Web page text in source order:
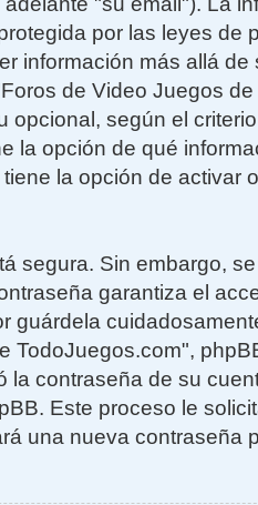
por las leyes de
información más allá de
de Video Juegos de
según el
la opción de qué
la opción de activar
segura. Sin embargo,
garantiza el
guárdela
TodoJuegos.com",
la contraseña de su
Este proceso le
una nueva contraseña